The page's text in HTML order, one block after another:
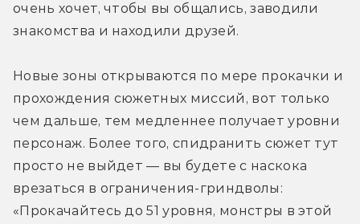
очень хочет, чтобы вы общались, заводили
знакомства и находили друзей.
Новые зоны открываются по мере прокачки и
прохождения сюжетных миссий, вот только
чем дальше, тем медленнее получает уровни
персонаж. Более того, спидранить сюжет тут
просто не выйдет — вы будете с наскока
врезаться в ограничения-гриндволы:
«Прокачайтесь до 51 уровня, монстры в этой